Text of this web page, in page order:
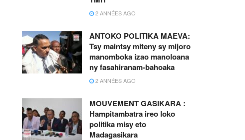
2 ANNÉES AGO
ANTOKO POLITIKA MAEVA:
Tsy maintsy miteny sy mijoro
manomboka izao manoloana
ny fasahiranam-bahoaka
2 ANNÉES AGO
MOUVEMENT GASIKARA :
Hampitambatra ireo loko
politika misy eto
Madagasikara